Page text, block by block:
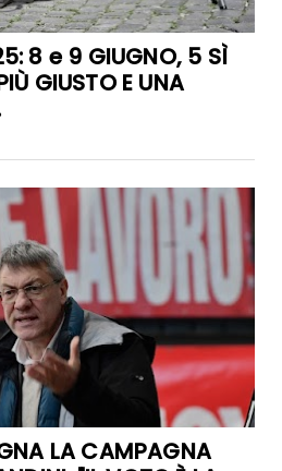
8 e 9 GIUGNO, 5 SÌ
GIUSTO E UNA
LA CAMPAGNA